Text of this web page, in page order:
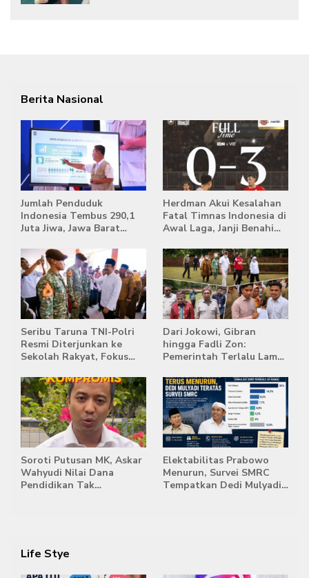
Berita Nasional
Jumlah Penduduk
Indonesia Tembus 290,1
Juta Jiwa, Jawa Barat
Terpadat
Herdman Akui Kesalahan
Fatal Timnas Indonesia di
Awal Laga, Janji Benahi
Singapura
Seribu Taruna TNI-Polri
Resmi Diterjunkan ke
Sekolah Rakyat, Fokus
Kemandirian Siswa
Dari Jokowi, Gibran
hingga Fadli Zon:
Pemerintah Terlalu Lama
Stockpile Batu Bara Masih
Mengepung Candi Muaro
Jambi
Soroti Putusan MK, Askar
Wahyudi Nilai Dana
Pendidikan Tak
Elektabilitas Prabowo
Menurun, Survei SMRC
Tempatkan Dedi Mulyadi
Life Stye